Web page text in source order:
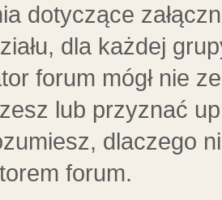
dotyczące
dla każdej
forum mógł nie
lub przyznać
dlaczego
forum.